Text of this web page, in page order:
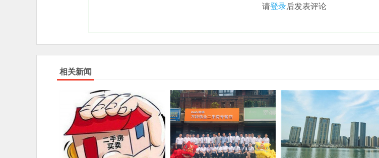
请登录后发表评论
相关新闻